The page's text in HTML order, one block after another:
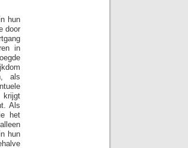
hun
door
in
als
krijgt
Als
het
hun